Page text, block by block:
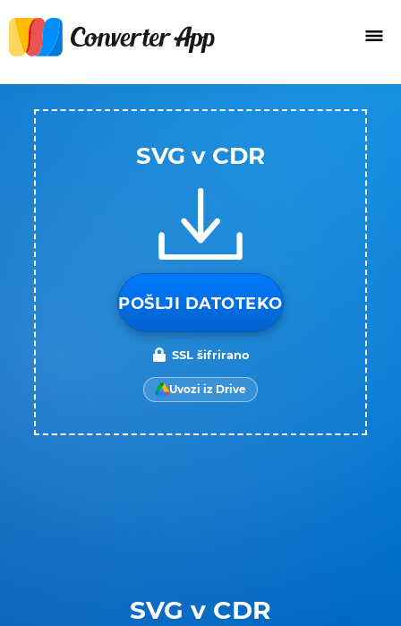
SVG v CDR
SVG v CDR
POŠLJI DATOTEKO
SSL šifrirano
Uvozi iz Drive